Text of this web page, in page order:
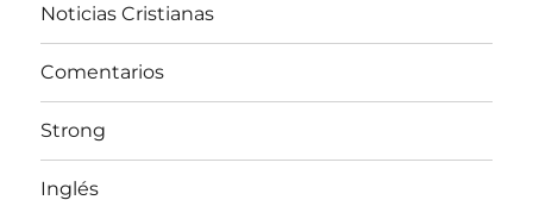
Noticias Cristianas
Comentarios
Strong
Inglés